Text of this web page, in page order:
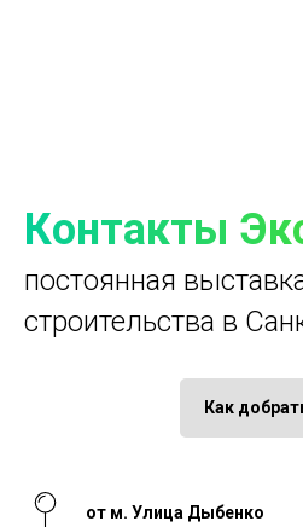
Контакты
постоянная
строительства в
Как
от м. Улица Дыбенко